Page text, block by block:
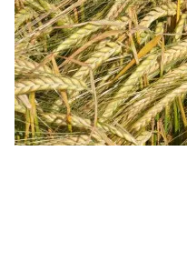
campagne 2026
Retrouvez tous les
campagne et nos
13 FÉVR. 2026